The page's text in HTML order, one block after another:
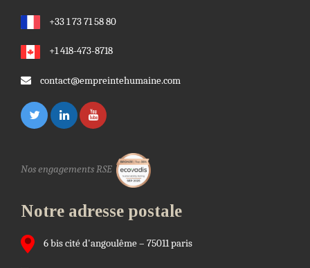
+33 1 73 71 58 80
+1 418-473-8718
contact@empreintehumaine.com
Nos engagements RSE
Notre adresse postale
6 bis cité d'angoulême – 75011 paris